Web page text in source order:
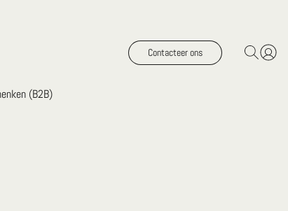
Contacteer ons
(B2B)